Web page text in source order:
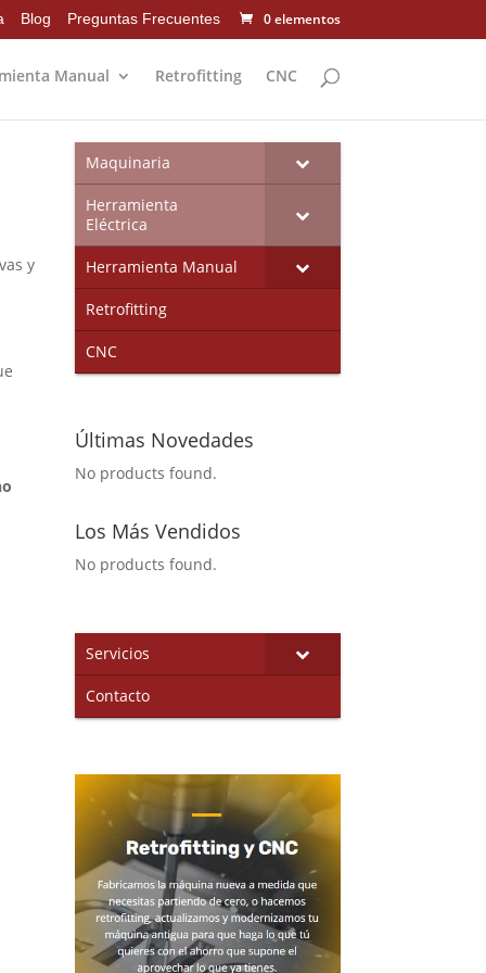
Blog Preguntas Frecuentes 0 elementos
Manual Retrofitting CNC
y
Maquinaria
Herramienta
Eléctrica
Herramienta Manual
Retrofitting
CNC
Últimas Novedades
No products found.
Los Más Vendidos
No products found.
Servicios
Contacto